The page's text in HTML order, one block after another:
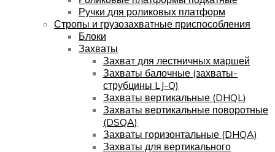
Ручки для роликовых платформ
Стропы и грузозахватные приспособления
Блоки
Захваты
Захват для лестничных маршей
Захваты балочные (захваты-
струбцины LJ-Q)
Захваты вертикальные (DHQL)
Захваты вертикальные поворотные
(DSQA)
Захваты горизонтальные (DHQA)
Захваты для вертикального